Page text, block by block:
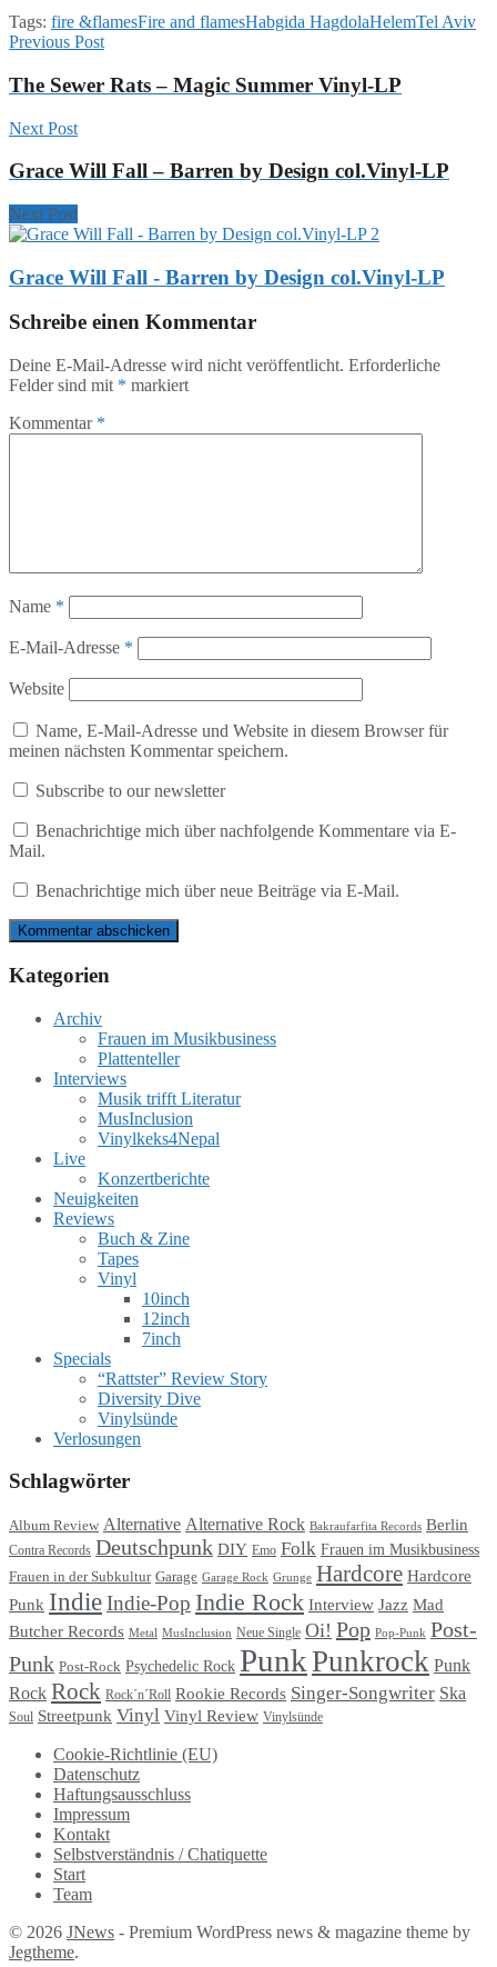
Tags: fire &flamesFire and flamesHabgida HagdolaHelemTel Aviv
Previous Post
The Sewer Rats – Magic Summer Vinyl-LP
Next Post
Grace Will Fall – Barren by Design col.Vinyl-LP
Next Post
Grace Will Fall - Barren by Design col.Vinyl-LP
Schreibe einen Kommentar
Deine E-Mail-Adresse wird nicht veröffentlicht. Erforderliche
Felder sind mit * markiert
Kommentar *
Name *
E-Mail-Adresse *
Website
Name, E-Mail-Adresse und Website in diesem Browser für
meinen nächsten Kommentar speichern.
Subscribe to our newsletter
Benachrichtige mich über nachfolgende Kommentare via E-
Mail.
Benachrichtige mich über neue Beiträge via E-Mail.
Kategorien
Archiv
Frauen im Musikbusiness
Plattenteller
Interviews
Musik trifft Literatur
MusInclusion
Vinylkeks4Nepal
Live
Konzertberichte
Neuigkeiten
Reviews
Buch & Zine
Tapes
Vinyl
10inch
12inch
7inch
Specials
“Rattster” Review Story
Diversity Dive
Vinylsünde
Verlosungen
Schlagwörter
Album Review Alternative Alternative Rock Bakraufarfita Records Berlin
Contra Records Deutschpunk DIY Emo Folk Frauen im Musikbusiness
Frauen in der Subkultur Garage Garage Rock Grunge Hardcore Hardcore
Punk IndieIndie-Pop Indie Rock Interview Jazz Mad
Butcher Records Metal MusInclusion Neue Single Oi! Pop Pop-Punk Post-
Punk Post-Rock Psychedelic Rock PunkPunkrock Punk
Rock Rock Rock´n´Roll Rookie Records Singer-Songwriter Ska
Soul Streetpunk Vinyl Vinyl Review Vinylsünde
Cookie-Richtlinie (EU)
Datenschutz
Haftungsausschluss
Impressum
Kontakt
Selbstverständnis / Chatiquette
Start
Team
© 2026 JNews - Premium WordPress news & magazine theme by
Jegtheme.